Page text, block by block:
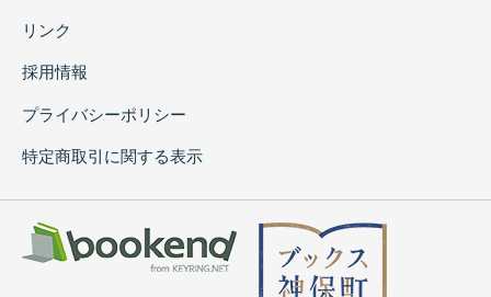
リンク
採用情報
プライバシーポリシー
特定商取引に関する表示